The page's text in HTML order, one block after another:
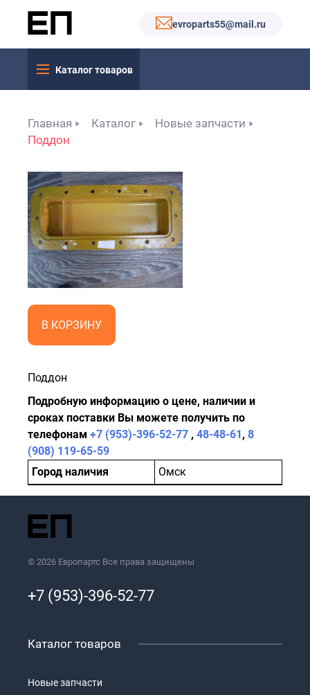
evroparts55@mail.ru
Каталог товаров
Главная Каталог
Новые запчасти
Поддон
В КОРЗИНУ
Поддон
Подробную информацию о цене, наличии и
сроках поставки Вы можете получить по
телефонам +7 (953)-396-52-77 , 48-48-61, 8
(908) 119-65-59
Город наличия
Омск
© 2026 Европартс Все права защищены
+7 (953)-396-52-77
Каталог товаров
Новые запчасти